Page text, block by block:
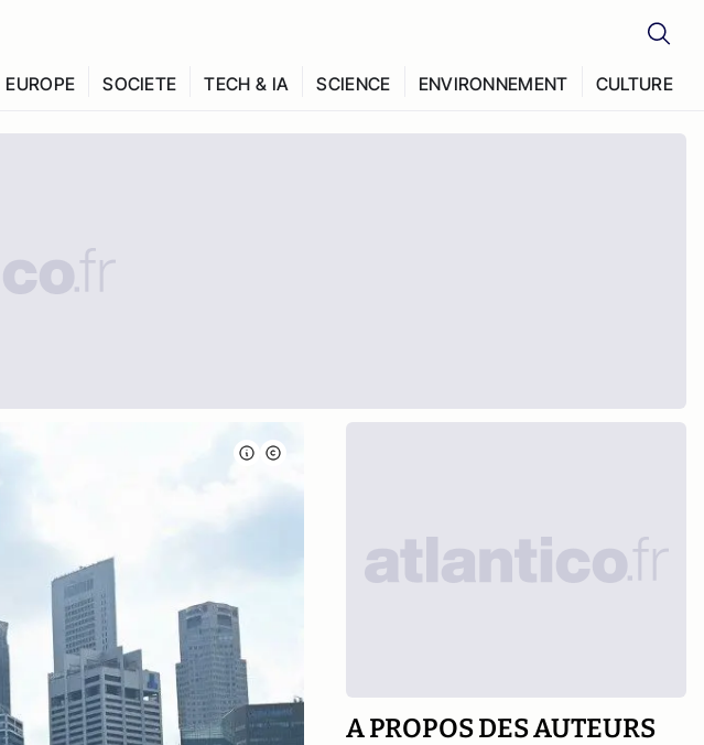
EUROPE SOCIETE TECH & IA SCIENCE ENVIRONNEMENT CULTURE
A PROPOS DES AUTEURS